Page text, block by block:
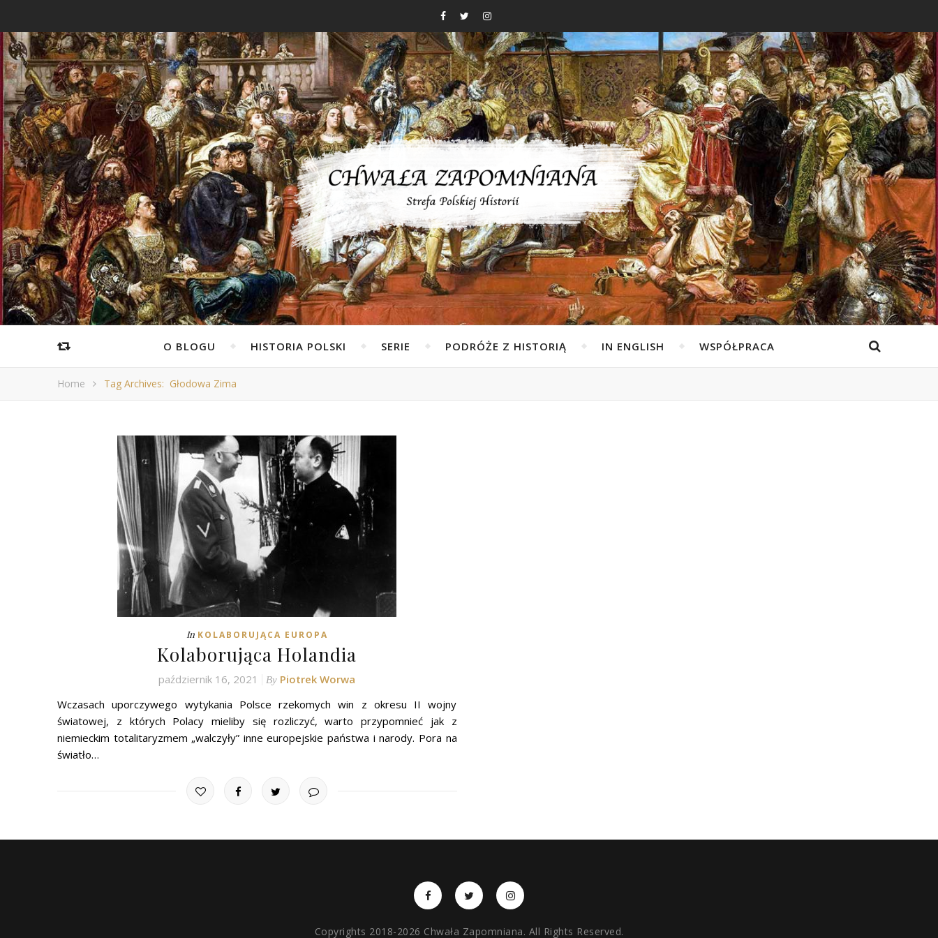
O BLOGU HISTORIA POLSKI SERIE PODRÓŻE Z HISTORIĄ IN ENGLISH WSPÓŁPRACA
Home Tag Archives: Głodowa Zima
In KOLABORUJĄCA EUROPA
Kolaborująca Holandia
październik 16, 2021 By Piotrek Worwa
Wczasach uporczywego wytykania Polsce rzekomych win z okresu II wojny
światowej, z których Polacy mieliby się rozliczyć, warto przypomnieć jak z
niemieckim totalitaryzmem „walczyły” inne europejskie państwa i narody. Pora na
światło…
Copyrights 2018-2026 Chwała Zapomniana. All Rights Reserved.